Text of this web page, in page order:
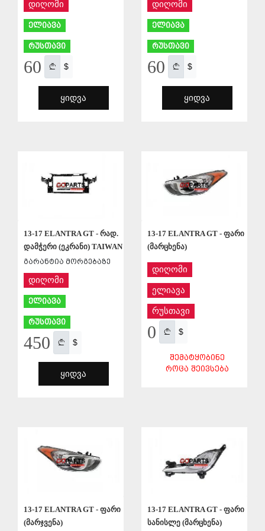
დიღომი
ელიავა
რუსთავი
60 $
ᲧᲘᲓᲕᲐ
დიღომი
ელიავა
რუსთავი
60 $
ᲧᲘᲓᲕᲐ
13-17 ELANTRA GT - რად.
დამჭერი (ეკრანი) TAIWAN
გარანტია მორგებაზე
დიღომი
ელიავა
რუსთავი
450 $
ᲧᲘᲓᲕᲐ
13-17 ELANTRA GT - ფარი
(მარცხენა)
დიღომი
ელიავა
რუსთავი
0 $
ᲨᲔᲛᲐᲢᲧᲝᲑᲘᲜᲔ
ᲠᲝᲪᲐ ᲨᲔᲘᲕᲡᲔᲑᲐ
13-17 ELANTRA GT - ფარი
(მარჯვენა)
13-17 ELANTRA GT - ფარი
სანისლე (მარცხენა)